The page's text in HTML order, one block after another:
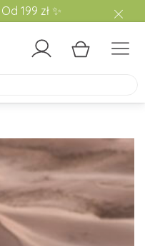
199 zł ✨